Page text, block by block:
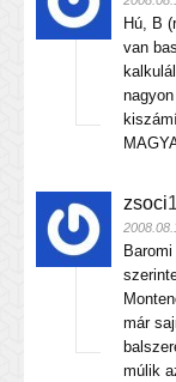
Hú, B
van
zsoci
már
múlik